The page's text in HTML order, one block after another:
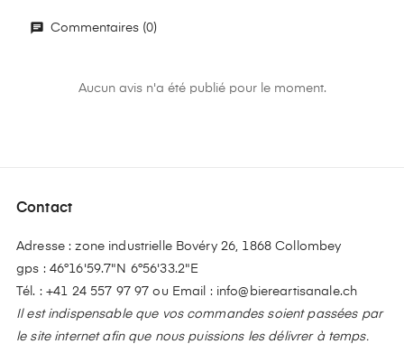
Commentaires (0)
Aucun avis n'a été publié pour le moment.
Contact
Adresse : zone industrielle Bovéry 26, 1868 Collombey
gps : 46°16'59.7"N 6°56'33.2"E
Tél. : +41 24 557 97 97 ou Email : info@biereartisanale.ch
Il est indispensable que vos commandes soient passées par
le site internet afin que nous puissions les délivrer à temps.